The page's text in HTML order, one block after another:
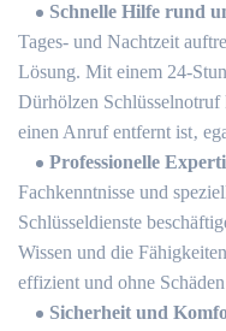
Schnelle Hilfe rund
Tages- und Nachtzeit
Lösung.​ Mit einem 24-
Dürhölzen Schlüsselnotruf
einen Anruf entfernt ist‚
Professionelle
Fachkenntnisse und
Schlüsseldienste
Wissen und die
effizient und ohne
Sicherheit und